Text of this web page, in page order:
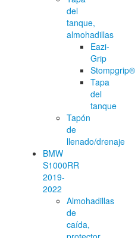
del
tanque,
almohadillas
Eazi-
Grip
Stompgrip®
Tapa
del
tanque
Tapón
de
llenado/drenaje
BMW
S1000RR
2019-
2022
Almohadillas
de
caída,